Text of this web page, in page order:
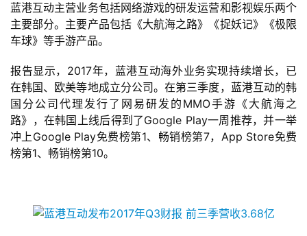
首
页
游
茶
蓝港互动主营业务包括网络游戏的研发运营和影视娱乐两个
主要部分。主要产品包括《大航海之路》《捉妖记》《极限
车球》等手游产品。
报告显示，2017年，蓝港互动海外业务实现持续增长，已
在韩国、欧美等地成立分公司。在第三季度，蓝港互动的韩
国分公司代理发行了网易研发的MMO手游《大航海之
路》，在韩国上线后得到了Google Play一周推荐，并一举
冲上Google Play免费榜第1、畅销榜第7，App Store免费
榜第1、畅销榜第10。